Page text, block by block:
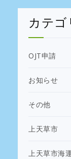
カテゴ
OJT申請
お知らせ
その他
上天草市
上天草市海